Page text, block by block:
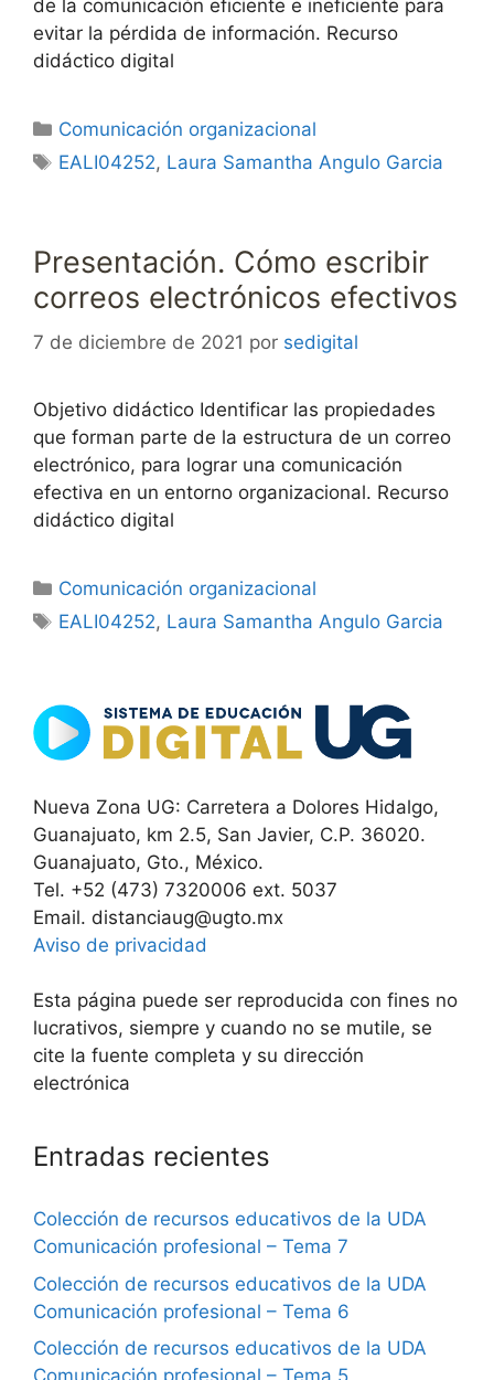
de la comunicación eficiente e ineficiente para
evitar la pérdida de información. Recurso
didáctico digital
Categorías
Comunicación organizacional
Etiquetas
EALI04252, Laura Samantha Angulo Garcia
Presentación. Cómo escribir
correos electrónicos efectivos
7 de diciembre de 2021 por sedigital
Objetivo didáctico Identificar las propiedades
que forman parte de la estructura de un correo
electrónico, para lograr una comunicación
efectiva en un entorno organizacional. Recurso
didáctico digital
Categorías
Comunicación organizacional
Etiquetas
EALI04252, Laura Samantha Angulo Garcia
Nueva Zona UG: Carretera a Dolores Hidalgo,
Guanajuato, km 2.5, San Javier, C.P. 36020.
Guanajuato, Gto., México.
Tel. +52 (473) 7320006 ext. 5037
Email. distanciaug@ugto.mx
Aviso de privacidad
Esta página puede ser reproducida con fines no
lucrativos, siempre y cuando no se mutile, se
cite la fuente completa y su dirección
electrónica
Entradas recientes
Colección de recursos educativos de la UDA
Comunicación profesional – Tema 7
Colección de recursos educativos de la UDA
Comunicación profesional – Tema 6
Colección de recursos educativos de la UDA